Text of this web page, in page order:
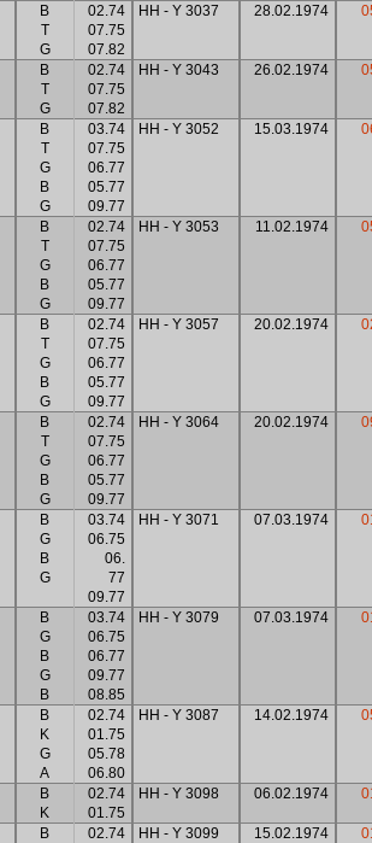
B
T
G
02.74
07.75
07.82
HH - Y 3037 28.02.1974
B
T
G
02.74
07.75
07.82
HH - Y 3043 26.02.1974
B
T
G
B
G
03.74
07.75
06.77
05.77
09.77
HH - Y 3052 15.03.1974
B
T
G
B
G
02.74
07.75
06.77
05.77
09.77
HH - Y 3053 11.02.1974
B
T
G
B
G
02.74
07.75
06.77
05.77
09.77
HH - Y 3057 20.02.1974
B
T
G
B
G
02.74
07.75
06.77
05.77
09.77
HH - Y 3064 20.02.1974
B
G
B
G
03.74
06.75
06.
77
09.77
HH - Y 3071 07.03.1974
B
G
B
G
B
03.74
06.75
06.77
09.77
08.85
HH - Y 3079 07.03.1974
B
K
G
A
02.74
01.75
05.78
06.80
HH - Y 3087 14.02.1974
B
K
02.74
01.75
HH - Y 3098 06.02.1974
B
02.74
HH - Y 3099 15.02.1974